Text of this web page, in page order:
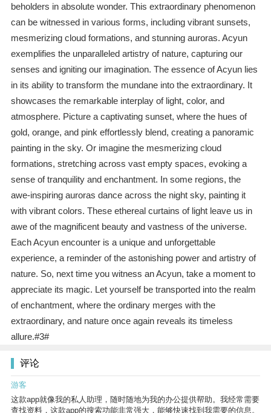
beholders in absolute wonder. This extraordinary phenomenon
can be witnessed in various forms, including vibrant sunsets,
mesmerizing cloud formations, and stunning auroras. Acyun
exemplifies the unparalleled artistry of nature, capturing our
senses and igniting our imagination. The essence of Acyun lies
in its ability to transform the mundane into the extraordinary. It
showcases the remarkable interplay of light, color, and
atmosphere. Picture a captivating sunset, where the hues of
gold, orange, and pink effortlessly blend, creating a panoramic
painting in the sky. Or imagine the mesmerizing cloud
formations, stretching across vast empty spaces, evoking a
sense of tranquility and enchantment. In some regions, the
awe-inspiring auroras dance across the night sky, painting it
with vibrant colors. These ethereal curtains of light leave us in
awe of the magnificent beauty and vastness of the universe.
Each Acyun encounter is a unique and unforgettable
experience, a reminder of the astonishing power and artistry of
nature. So, next time you witness an Acyun, take a moment to
appreciate its magic. Let yourself be transported into the realm
of enchantment, where the ordinary merges with the
extraordinary, and nature once again reveals its timeless
allure.#3#
评论
游客
这款app就像我的私人助理，随时随地为我的办公提供帮助。我经常需要
查找资料，这款app的搜索功能非常强大，能够快速找到我需要的信息。